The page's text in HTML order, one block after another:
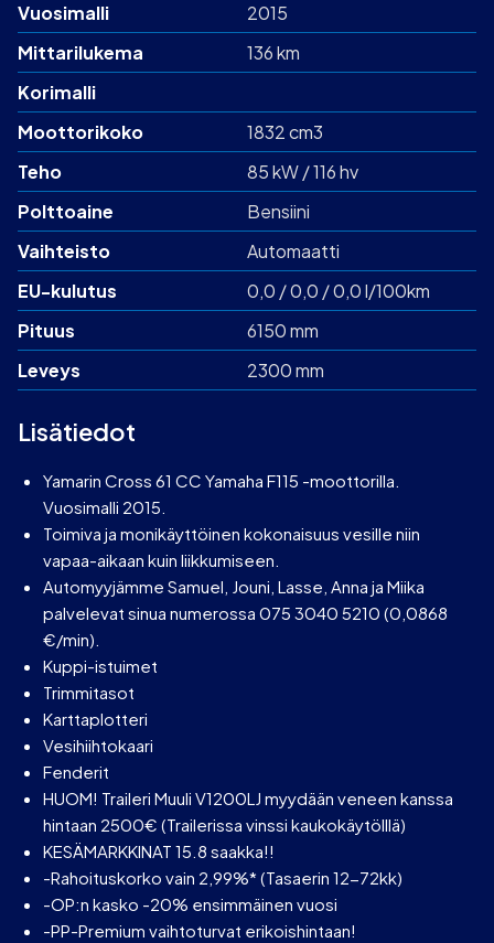
Vuosimalli
2015
Mittarilukema
136 km
Korimalli
Moottorikoko
1832 cm3
Teho
85 kW / 116 hv
Polttoaine
Bensiini
Vaihteisto
Automaatti
EU-kulutus
0,0 / 0,0 / 0,0 l/100km
Pituus
6150 mm
Leveys
2300 mm
Lisätiedot
Yamarin Cross 61 CC Yamaha F115 -moottorilla.
Vuosimalli 2015.
Toimiva ja monikäyttöinen kokonaisuus vesille niin
vapaa-aikaan kuin liikkumiseen.
Automyyjämme Samuel, Jouni, Lasse, Anna ja Miika
palvelevat sinua numerossa 075 3040 5210 (0,0868
€/min).
Kuppi-istuimet
Trimmitasot
Karttaplotteri
Vesihiihtokaari
Fenderit
HUOM! Traileri Muuli V1200LJ myydään veneen kanssa
hintaan 2500€ (Trailerissa vinssi kaukokäytölllä)
KESÄMARKKINAT 15.8 saakka!!
-Rahoituskorko vain 2,99%* (Tasaerin 12-72kk)
-OP:n kasko -20% ensimmäinen vuosi
-PP-Premium vaihtoturvat erikoishintaan!